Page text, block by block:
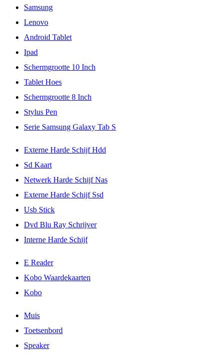
Samsung
Lenovo
Android Tablet
Ipad
Schermgrootte 10 Inch
Tablet Hoes
Schermgrootte 8 Inch
Stylus Pen
Serie Samsung Galaxy Tab S
Externe Harde Schijf Hdd
Sd Kaart
Netwerk Harde Schijf Nas
Externe Harde Schijf Ssd
Usb Stick
Dvd Blu Ray Schrijver
Interne Harde Schijf
E Reader
Kobo Waardekaarten
Kobo
Muis
Toetsenbord
Speaker